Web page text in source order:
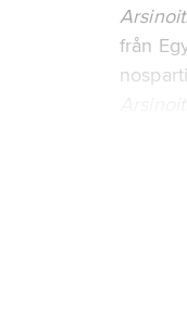
från
hade